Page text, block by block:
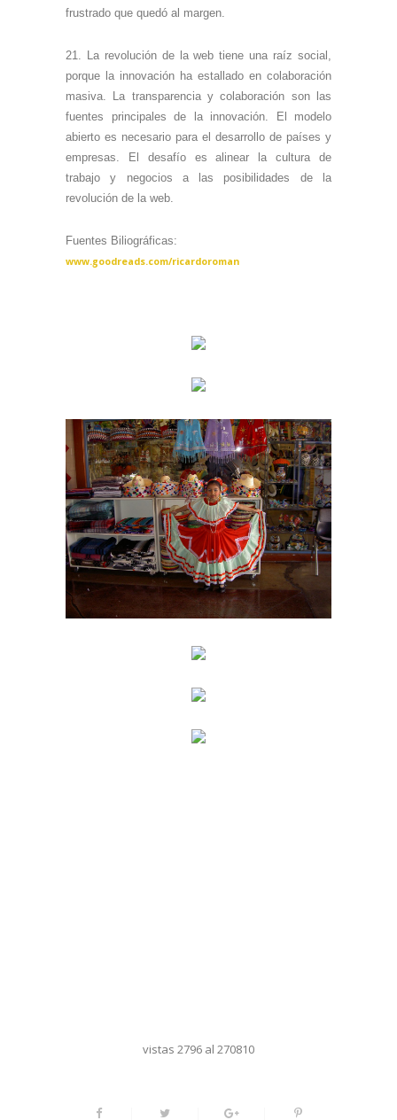
frustrado que quedó al margen.
21. La revolución de la web tiene una raíz social,
porque la innovación ha estallado en colaboración
masiva. La transparencia y colaboración son las
fuentes principales de la innovación. El modelo
abierto es necesario para el desarrollo de países y
empresas. El desafío es alinear la cultura de
trabajo y negocios a las posibilidades de la
revolución de la web.
Fuentes Biliográficas:
www.goodreads.com/ricardoroman